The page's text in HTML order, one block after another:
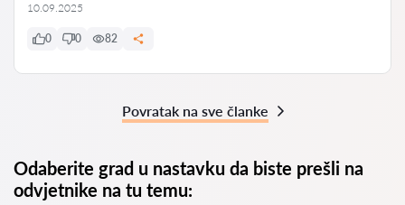
10.09.2025
0 0 82
Povratak na sve članke
Odaberite grad u nastavku da biste prešli na
odvjetnike na tu temu: